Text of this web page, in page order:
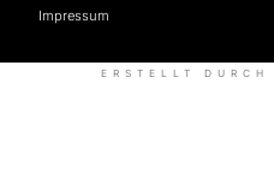
Impressum
ERSTELLT DURCH